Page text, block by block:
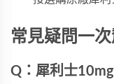
常見疑問一
Q：犀利士